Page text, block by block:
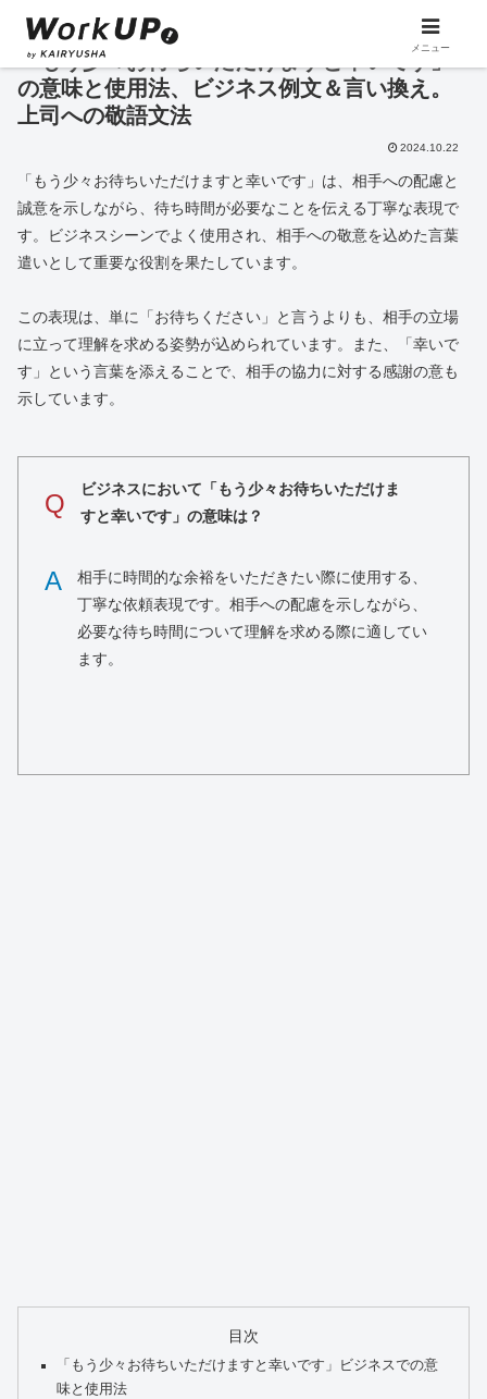
「もう少々お待ちいただけますと幸いです」
の意味と使用法、ビジネス例文＆言い換え。
上司への敬語文法
2024.10.22
「もう少々お待ちいただけますと幸いです」は、相手への配慮と
誠意を示しながら、待ち時間が必要なことを伝える丁寧な表現で
す。ビジネスシーンでよく使用され、相手への敬意を込めた言葉
遣いとして重要な役割を果たしています。
この表現は、単に「お待ちください」と言うよりも、相手の立場
に立って理解を求める姿勢が込められています。また、「幸いで
す」という言葉を添えることで、相手の協力に対する感謝の意も
示しています。
Q
ビジネスにおいて「もう少々お待ちいただけま
すと幸いです」の意味は？
A
相手に時間的な余裕をいただきたい際に使用する、
丁寧な依頼表現です。相手への配慮を示しながら、
必要な待ち時間について理解を求める際に適してい
ます。
目次
「もう少々お待ちいただけますと幸いです」ビジネスでの意
味と使用法
メニュー